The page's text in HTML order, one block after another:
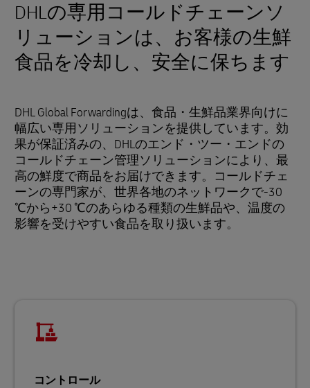
DHLの専用コールドチェーンソ
リューションは、お客様の生鮮
食品を冷却し、安全に保ちます
DHL Global Forwardingは、食品・生鮮品業界向けに
幅広い専用ソリューションを提供しています。効
果が保証済みの、DHLのエンド・ツー・エンドの
コールドチェーン管理ソリューションにより、最
高の鮮度で商品をお届けできます。コールドチェ
ーンの専門家が、世界各地のネットワークで-30
℃から+30 ℃のあらゆる種類の生鮮品や、温度の
影響を受けやすい食品を取り扱います。
コントロール